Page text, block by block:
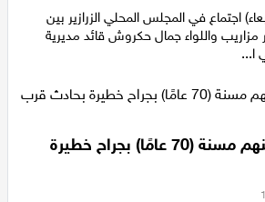
اجتماع في المجلس المحلي الزرازير بين
واللواء جمال حكروش قائد مديرية